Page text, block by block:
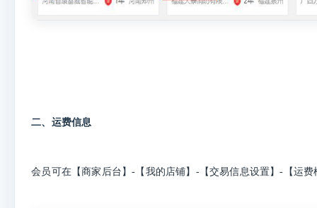
二、运费信息
会员可在【商家后台】-【我的店铺】-【交易信息设置】-【运费